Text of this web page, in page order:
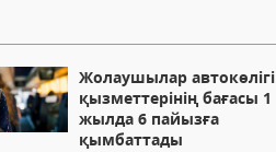
Жолаушылар автокөлігі
қызметтерінің бағасы 1
жылда 6 пайызға
қымбаттады